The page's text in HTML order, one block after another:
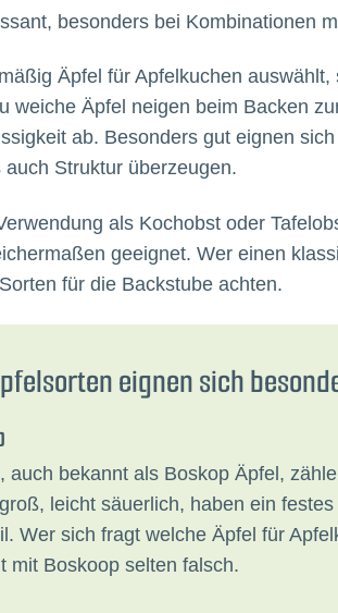
besonders bei Kombinationen
Äpfel für Apfelkuchen auswählt,
weiche Äpfel neigen beim Backen
ab. Besonders gut eignen
auch Struktur überzeugen.
als Kochobst oder
geeignet. Wer einen
für die Backstube achten.
eignen sich
auch bekannt als Boskop Äpfel,
leicht säuerlich, haben ein
Wer sich fragt welche Äpfel für
mit Boskoop selten falsch.